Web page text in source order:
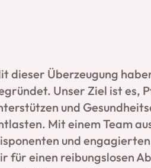
dieser Überzeugung
Unser Ziel ist es,
und
Mit einem Team
und
für einen reibungslosen